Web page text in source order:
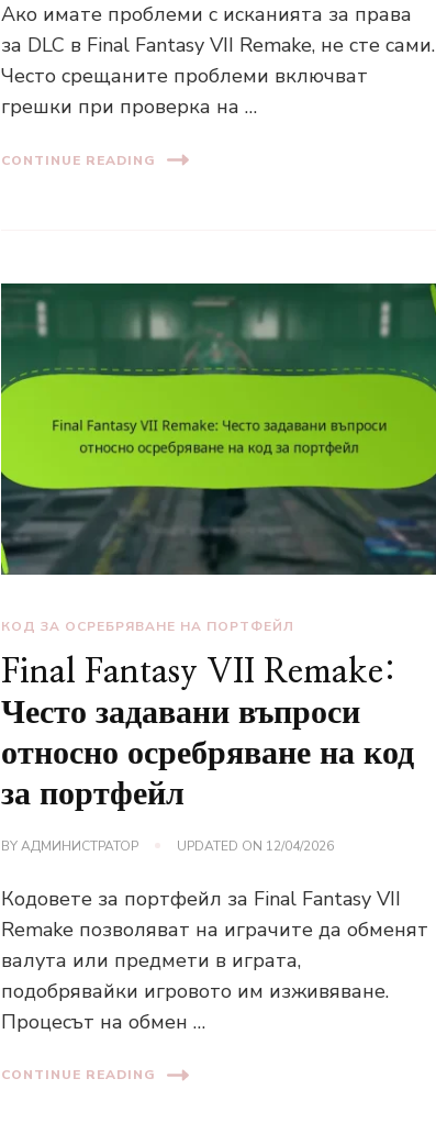
Ако имате проблеми с исканията за права
за DLC в Final Fantasy VII Remake, не сте сами.
Често срещаните проблеми включват
грешки при проверка на …
CONTINUE READING
КОД ЗА ОСРЕБРЯВАНЕ НА ПОРТФЕЙЛ
Final Fantasy VII Remake:
Често задавани въпроси
относно осребряване на код
за портфейл
BYАДМИНИСТРАТОР UPDATED ON 12/04/2026
Кодовете за портфейл за Final Fantasy VII
Remake позволяват на играчите да обменят
валута или предмети в играта,
подобрявайки игровото им изживяване.
Процесът на обмен …
CONTINUE READING